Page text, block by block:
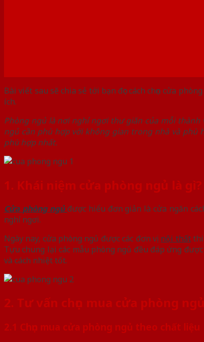
Bài viết sau sẽ chia sẻ tới bạn đọc cách chọn cửa
ích.
Phòng ngủ là nơi nghỉ ngơi thư giãn của mỗi
ngủ cần phù hợp với không gian trong nhà và phù
phù hợp nhất.
1. Khái niệm cửa phòng ngủ là gì?
Cửa phòng ngủđược hiểu đơn giản là cửa ngăn
nghỉ ngơi.
Ngày nay, cửa phòng ngủ được các đơn vị nội thấtthi
Tựu chung lại các mẫu phòng ngủ đều đáp ứng
và cách nhiệt tốt.
2. Tư vấn chọn mua cửa phòng
2.1 Chọn mua cửa phòng ngủ theo chất liệu